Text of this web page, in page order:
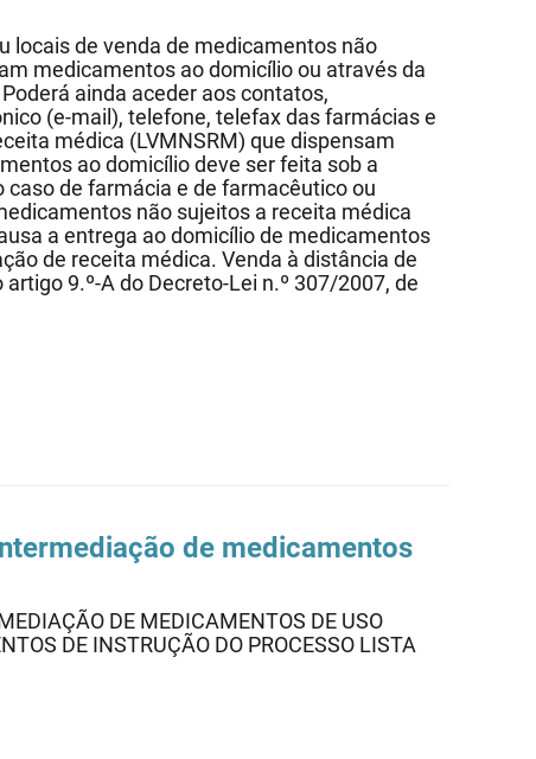
locais de venda de medicamentos não
medicamentos ao domicílio ou através da
ainda aceder aos contatos,
(e-mail), telefone, telefax das farmácias e
médica (LVMNSRM) que dispensam
ao domicílio deve ser feita sob a
de farmácia e de farmacêutico ou
não sujeitos a receita médica
a entrega ao domicílio de medicamentos
de receita médica. Venda à distância de
9.º-A do Decreto-Lei n.º 307/2007, de
de medicamentos
DE MEDICAMENTOS DE USO
DE INSTRUÇÃO DO PROCESSO LISTA